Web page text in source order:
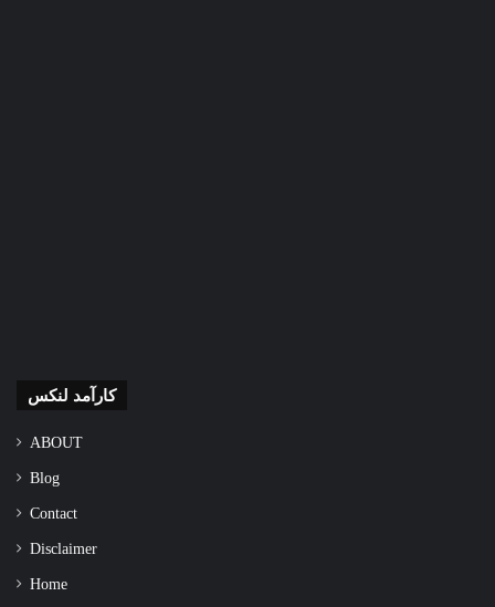
کارآمد لنکس
ABOUT
Blog
Contact
Disclaimer
Home